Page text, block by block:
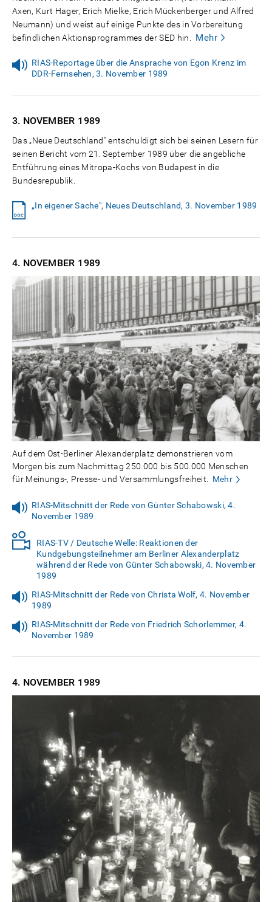
Axen, Kurt Hager, Erich Mielke, Erich Mückenberger und Alfred
Neumann) und weist auf einige Punkte des in Vorbereitung
befindlichen Aktionsprogrammes der SED hin.
Mehr
RIAS-Reportage über die Ansprache von Egon Krenz im
DDR-Fernsehen, 3. November 1989
3. NOVEMBER 1989
Das „Neue Deutschland" entschuldigt sich bei seinen Lesern für
seinen Bericht vom 21. September 1989 über die angebliche
Entführung eines Mitropa-Kochs von Budapest in die
Bundesrepublik.
„In eigener Sache", Neues Deutschland, 3. November 1989
4. NOVEMBER 1989
Auf dem Ost-Berliner Alexanderplatz demonstrieren vom
Morgen bis zum Nachmittag 250.000 bis 500.000 Menschen
für Meinungs-, Presse- und Versammlungsfreiheit. Mehr
RIAS-Mitschnitt der Rede von Günter Schabowski, 4.
November 1989
RIAS-TV / Deutsche Welle: Reaktionen der
Kundgebungsteilnehmer am Berliner Alexanderplatz
während der Rede von Günter Schabowski, 4. November
1989
RIAS-Mitschnitt der Rede von Christa Wolf, 4. November
1989
RIAS-Mitschnitt der Rede von Friedrich Schorlemmer, 4.
November 1989
4. NOVEMBER 1989